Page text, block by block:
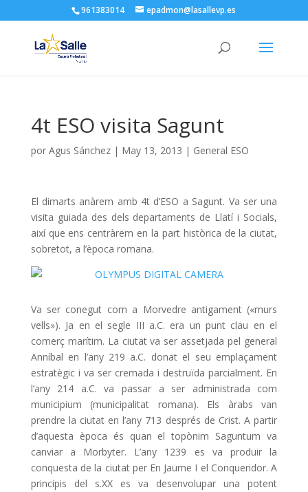
961383014 epadmon@lasallevp.es
4t ESO visita Sagunt
por Agus Sánchez| May 13, 2013 | General ESO
El dimarts anàrem amb 4t d’ESO a Sagunt. Va ser una
visita guiada des dels departaments de Llatí i Socials,
així que ens centràrem en la part històrica de la ciutat,
sobretot, a l’època romana.
Va ser conegut com a Morvedre antigament («murs
vells»). Ja en el segle III a.C. era un punt clau en el
comerç marítim. La ciutat va ser assetjada pel general
Anníbal en l’any 219 a.C. donat el seu emplaçament
estratègic i va ser cremada i destruïda parcialment. En
l’any 214 a.C. va passar a ser administrada com
municipium (municipalitat romana). Els àrabs van
prendre la ciutat en l’any 713 després de Crist. A partir
d’aquesta època és quan el topònim Saguntum va
canviar a Morbyter. L’any 1239 es va produir la
conquesta de la ciutat per En Jaume I el Conqueridor. A
principis del s.XX es va desenvolupar una potent